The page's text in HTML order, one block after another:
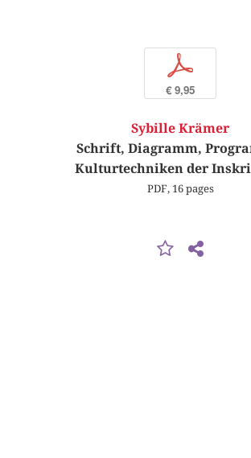
p
€ 9,95
Sybille Krämer
Schrift, Diagramm,
Kulturtechniken der
PDF, 16 pages